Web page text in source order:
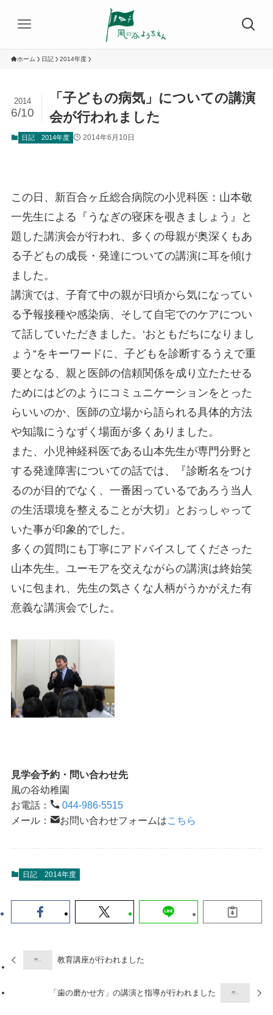
ホーム 日記 2014年度
「子どもの病気」についての講演
会が行われました
2014
6/10
日記 2014年度 2014年6月10日
この日、新百合ヶ丘総合病院の小児科医：山本敬
一先生による『うなぎの寝床を覗きましょう』と
題した講演会が行われ、多くの母親が奥深くもあ
る子どもの成長・発達についての講演に耳を傾け
ました。
講演では、子育て中の親が日頃から気になってい
る予報接種や感染病、そして自宅でのケアについ
て話していただきました。‘おともだちになりまし
ょう“をキーワードに、子どもを診断するうえで重
要となる、親と医師の信頼関係を成り立たたせる
ためにはどのようにコミュニケーションをとった
らいいのか、医師の立場から語られる具体的方法
や知識にうなずく場面が多くありました。
また、小児神経科医である山本先生が専門分野と
する発達障害についての話では、『診断名をつけ
るのが目的でなく、一番困っているであろう当人
の生活環境を整えることが大切』とおっしゃって
いた事が印象的でした。
多くの質問にも丁寧にアドバイスしてくださった
山本先生。ユーモアを交えながらの講演は終始笑
いに包まれ、先生の気さくな人柄がうかがえた有
意義な講演会でした。
見学会予約・問い合わせ先
風の谷幼稚園
お電話：
044-986-5515
メール：
お問い合わせフォームはこちら
日記 2014年度
教育講座が行われました
「歯の磨かせ方」の講演と指導が行われました